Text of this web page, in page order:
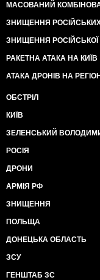
МАСОВАНИЙ
ЗНИЩЕННЯ РОСІЙСЬКИХ
ЗНИЩЕННЯ РОСІЙСЬКОЇ
РАКЕТНА АТАКА НА КИЇВ
АТАКА ДРОНІВ НА
ОБСТРІЛ
КИЇВ
ЗЕЛЕНСЬКИЙ
РОСІЯ
ДРОНИ
АРМІЯ РФ
ЗНИЩЕННЯ
ПОЛЬЩА
ДОНЕЦЬКА ОБЛАСТЬ
ЗСУ
ГЕНШТАБ ЗС